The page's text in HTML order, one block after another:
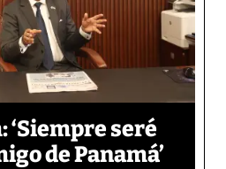
‘Siempre seré
de Panamá’